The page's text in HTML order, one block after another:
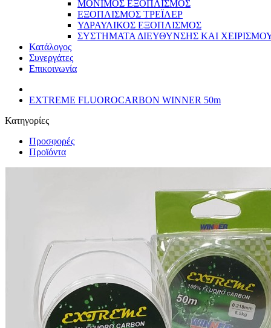
ΜΟΝΙΜΟΣ ΕΞΟΠΛΙΣΜΟΣ
ΕΞΟΠΛΙΣΜΟΣ ΤΡΕΪΛΕΡ
ΥΔΡΑΥΛΙΚΟΣ ΕΞΟΠΛΙΣΜΟΣ
ΣΥΣΤΗΜΑΤΑ ΔΙΕΥΘΥΝΣΗΣ ΚΑΙ
Κατάλογος
Συνεργάτες
Επικοινωνία
EXTREME FLUOROCARBON WINNER 50m
Κατηγορίες
Προσφορές
Προϊόντα